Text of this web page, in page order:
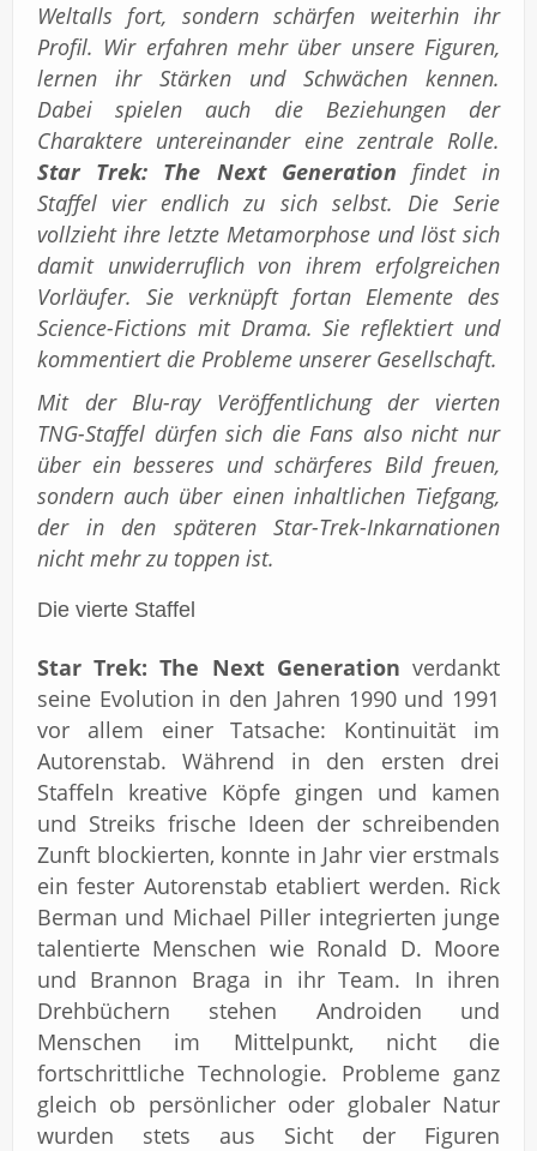
Weltalls fort, sondern schärfen weiterhin ihr
Profil. Wir erfahren mehr über unsere Figuren,
lernen ihr Stärken und Schwächen kennen.
Dabei spielen auch die Beziehungen der
Charaktere untereinander eine zentrale Rolle.
Star Trek: The Next Generation findet in
Staffel vier endlich zu sich selbst. Die Serie
vollzieht ihre letzte Metamorphose und löst sich
damit unwiderruflich von ihrem erfolgreichen
Vorläufer. Sie verknüpft fortan Elemente des
Science-Fictions mit Drama. Sie reflektiert und
kommentiert die Probleme unserer Gesellschaft.
Mit der Blu-ray Veröffentlichung der vierten
TNG-Staffel dürfen sich die Fans also nicht nur
über ein besseres und schärferes Bild freuen,
sondern auch über einen inhaltlichen Tiefgang,
der in den späteren Star-Trek-Inkarnationen
nicht mehr zu toppen ist.
Die vierte Staffel
Star Trek: The Next Generation verdankt
seine Evolution in den Jahren 1990 und 1991
vor allem einer Tatsache: Kontinuität im
Autorenstab. Während in den ersten drei
Staffeln kreative Köpfe gingen und kamen
und Streiks frische Ideen der schreibenden
Zunft blockierten, konnte in Jahr vier erstmals
ein fester Autorenstab etabliert werden. Rick
Berman und Michael Piller integrierten junge
talentierte Menschen wie Ronald D. Moore
und Brannon Braga in ihr Team. In ihren
Drehbüchern stehen Androiden und
Menschen im Mittelpunkt, nicht die
fortschrittliche Technologie. Probleme ganz
gleich ob persönlicher oder globaler Natur
wurden stets aus Sicht der Figuren